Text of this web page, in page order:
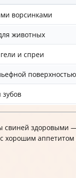
ворсинками
животных
и спреи
поверхностью
зубов
свиней здоровыми
хорошим